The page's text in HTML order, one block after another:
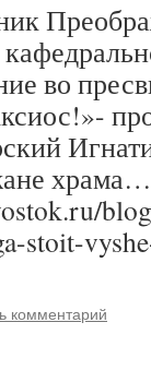
во
stoit-
комментарий